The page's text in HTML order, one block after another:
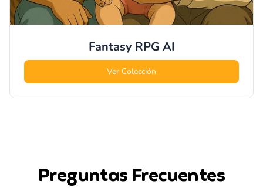
Fantasy RPG AI
Ver Colección
Preguntas Frecuentes